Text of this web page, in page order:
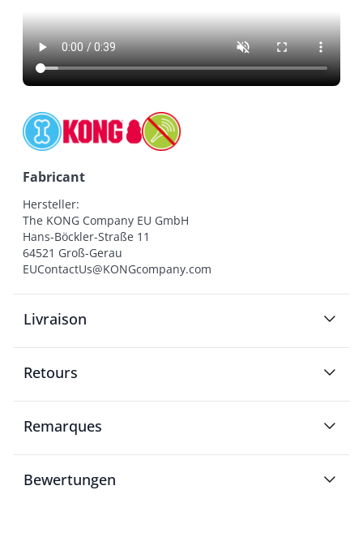
Fabricant
Hersteller:
The KONG Company EU GmbH
Hans-Böckler-Straße 11
64521 Groß-Gerau
EUContactUs@KONGcompany.com
Livraison
Retours
Remarques
Bewertungen